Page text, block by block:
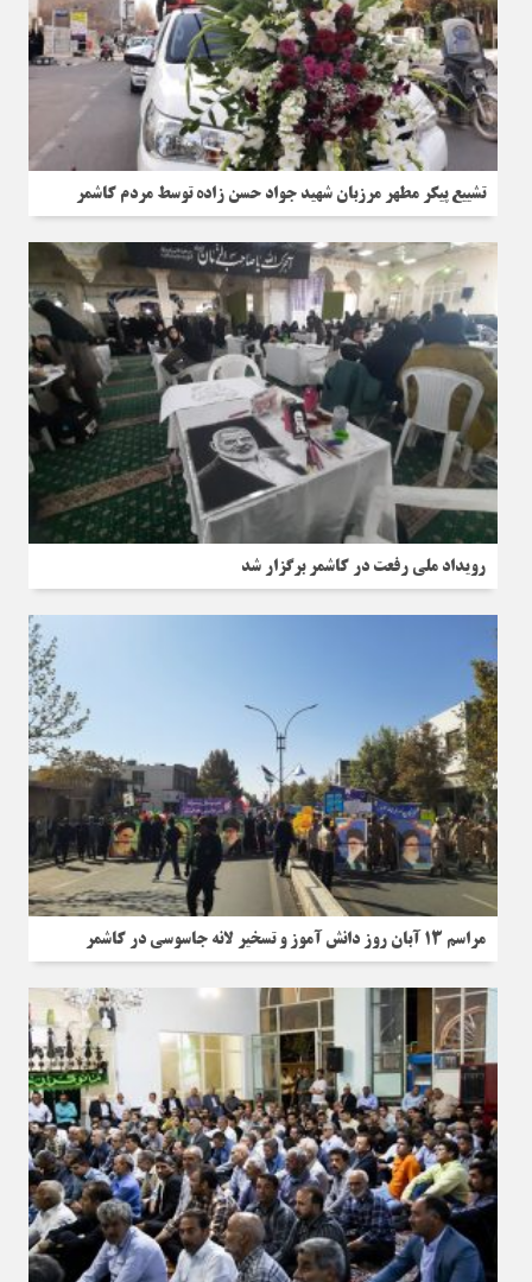
تشییع پیکر مطهر مرزبان شهید جواد حسن زاده توسط مردم کاشمر
رویداد ملی رفعت در کاشمر برگزار شد
مراسم 13 آبان روز دانش آموز و تسخیر لانه جاسوسی در کاشمر